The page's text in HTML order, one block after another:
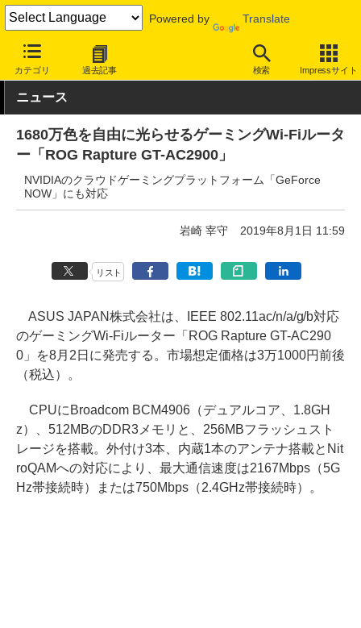
Powered by Translate
カテゴリ 過去記事 検索 Impressサイト
INTERNET Watch ハードウェア 無線LAN
ニュース
1680万色を自由に光らせるゲーミングWi-Fiルータ
ー「ROG Rapture GT-AC2900」
NVIDIAのクラウドゲーミングプラットフォーム「GeForce
NOW」にも対応
岩崎 宰守 2019年8月1日 11:59
リスト
ASUS JAPAN株式会社は、IEEE 802.11ac/n/a/g/b対応
のゲーミングWi-Fiルーター「ROG Rapture GT-AC290
0」を8月2日に発売する。市場想定価格は3万1000円前後
（税込）。
CPUにBroadcom BCM4906（デュアルコア、1.8GH
z）、512MBのDDR3メモリと、256MBフラッシュスト
レージを搭載。外付け3本、内蔵1本のアンテナ搭載とNit
roQAMへの対応により、最大通信速度は2167Mbps（5G
Hz帯接続時）または750Mbps（2.4GHz帯接続時）。